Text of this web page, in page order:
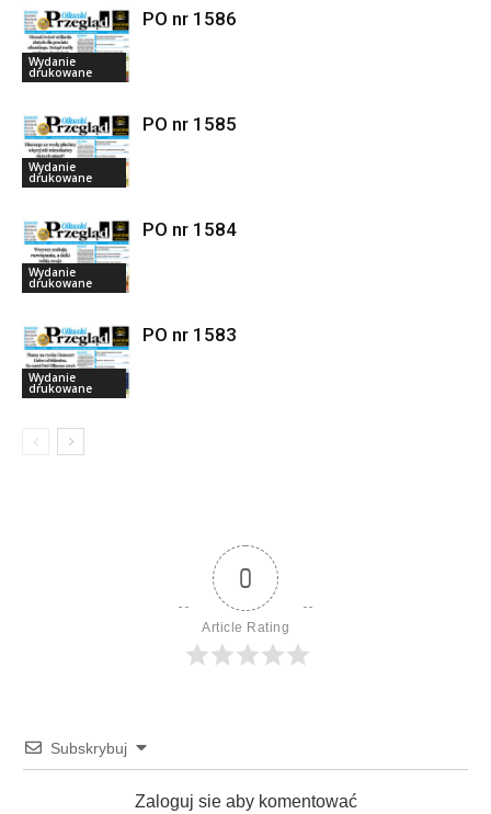
Wydanie
drukowane
PO nr 1586
Wydanie
drukowane
PO nr 1585
Wydanie
drukowane
PO nr 1584
Wydanie
drukowane
PO nr 1583
0
Article Rating
Subskrybuj
Zaloguj sie aby komentować